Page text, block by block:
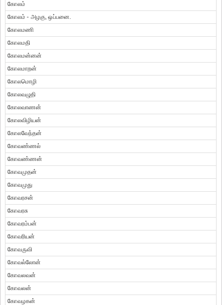
கோலம்
கோலம் - அழகு, ஒப்பனை.
கோலமணி
கோலமதி
கோலமன்னன்
கோலமாறன்
கோலமொழி
கோலவழுதி
கோலவாணன்
கோலவிழியன்
கோலவேந்தன்
கோவண்ணல்
கோவண்ணன்
கோவமுதன்
கோவமுது
கோவரசன்
கோவரசு
கோவரம்பன்
கோவரியன்
கோவருவி
கோவல்லோன்
கோவலவன்
கோவலன்
கோவழகன்